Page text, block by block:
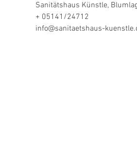
Sanitätshaus Künstle,
+ 05141/24712
info@sanitaetshaus-